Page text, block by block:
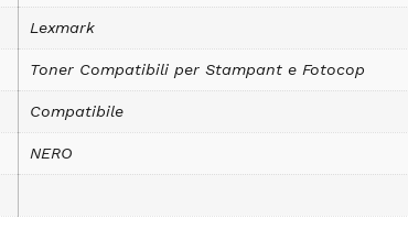
Lexmark
Toner Compatibili per Stampant e Fotocop
Compatibile
NERO